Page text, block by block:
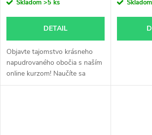
Skladom >5 ks
DETAIL
Objavte tajomstvo krásneho
napudrovaného obočia s naším
online kurzom! Naučíte sa
techniky permanentného make-
Skladom